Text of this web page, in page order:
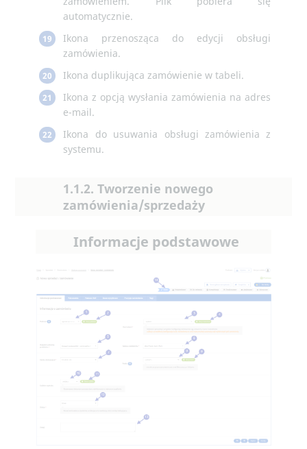
automatycznie.
19
Ikona przenosząca do edycji obsługi
zamówienia.
20 Ikona duplikująca zamówienie w tabeli.
21
Ikona z opcją wysłania zamówienia na adres
e-mail.
22
Ikona do usuwania obsługi zamówienia z
systemu.
1.1.2. Tworzenie nowego
zamówienia/sprzedaży
Informacje podstawowe